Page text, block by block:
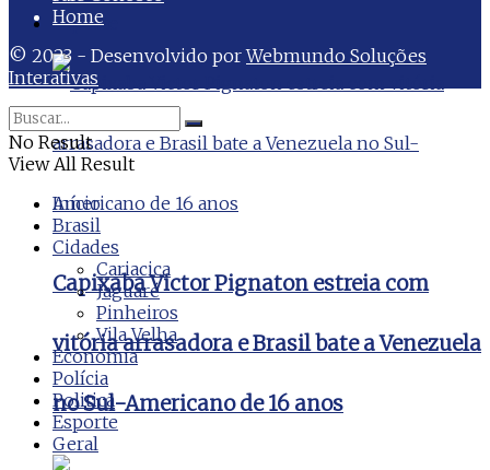
Esporte
Capixaba Victor Pignaton estreia com
vitória arrasadora e Brasil bate a Venezuela
no Sul-Americano de 16 anos
Home
© 2023 - Desenvolvido porWebmundo Soluções
Interativas
No Result
View All Result
Início
Brasil
Cidades
Cariacica
Jaguaré
Pinheiros
Vila Velha
Economia
Polícia
Politica
Esporte
Geral